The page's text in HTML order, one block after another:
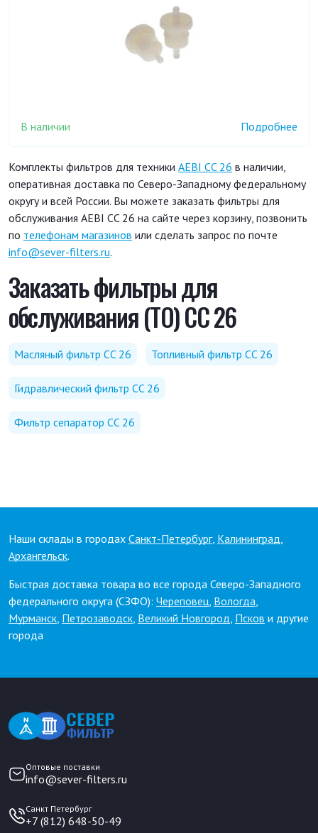
В наличии Подробнее
Комплекты фильтров для техники AEBI CC 26 в наличии,
оперативная доставка по Северо-Западному федеральному
округу и всей России. Вы можете заказать фильтры для
обслуживания AEBI CC 26 на сайте через корзину, позвонить
по телефонам магазинов или сделать запрос по почте
info@sever-filters.ru.
Заказать фильтры для
обслуживания (ТО) CC 26
Масляный фильтр CC 26 Топливный фильтр CC 26
Гидравлический фильтр CC 26
Фильтр сепаратор CC 26
Наши склады в городах Санкт-Петербург, Калининград,
Архангельск.
Быстрая доставка товара во все города Северо-Западного
федерального округа (СЗФО): Череповец, Вологда,
Мурманск, Петрозаводск, Великий Новгород, Псков и другие
города
Оптовые поставки
info@sever-filters.ru
Санкт Петербург
+7 (812) 648-50-49